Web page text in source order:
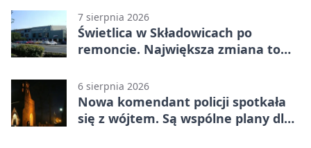
7 sierpnia 2026
Świetlica w Składowicach po
remoncie. Największa zmiana to
6 sierpnia 2026
Nowa komendant policji spotkała
się z wójtem. Są wspólne plany dla